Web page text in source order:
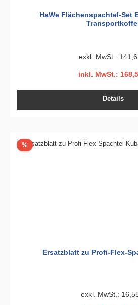
HaWe Flächenspachtel-Set
exkl. MwSt.:
inkl. MwSt.:
Details
%Rabatt
Ersatzblatt zu Profi-Flex-
exkl. MwSt.: